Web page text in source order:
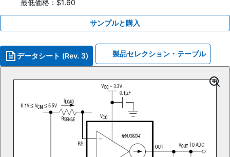
最低価格：$1.60
サンプルと購入
データシート (Rev. 3) 製品セレクション・テーブル